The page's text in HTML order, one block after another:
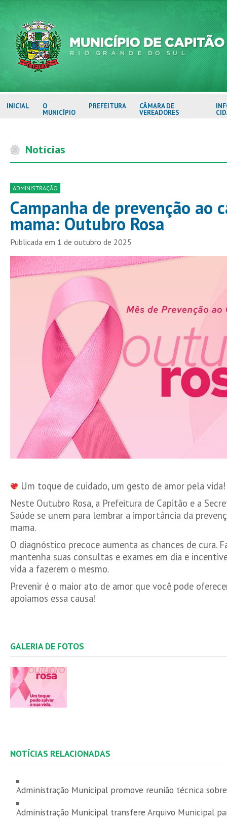
INICIAL O
MUNICÍPIO
PREFEITURA CÂMARA DE
VEREADORES
Notícias
ADMINISTRAÇÃO
Campanha de prevenção ao
mama: Outubro Rosa
Publicada em 1 de outubro de 2025
Um toque de cuidado, um gesto de amor pela vida!
Neste Outubro Rosa, a Prefeitura de Capitão e a
Saúde se unem para lembrar a importância da
mama.
O diagnóstico precoce aumenta as chances de cura.
mantenha suas consultas e exames em dia e
vida a fazerem o mesmo.
Prevenir é o maior ato de amor que você pode
apoiamos essa causa!
GALERIA DE FOTOS
NOTÍCIAS RELACIONADAS
Administração Municipal promove reunião técnica
Administração Municipal transfere Arquivo Municipal